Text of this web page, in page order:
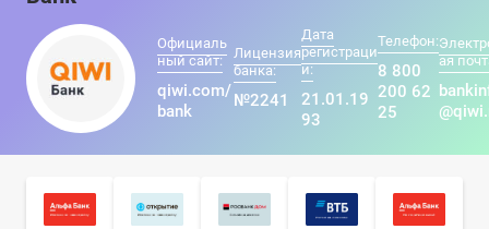
Официаль
ный сайт:
qiwi.com/
bank
Лицензия
банка:
№2241
Дата
регистраци
и:
21.01.19
93
Телефон:
8 800
200 62
25
ая